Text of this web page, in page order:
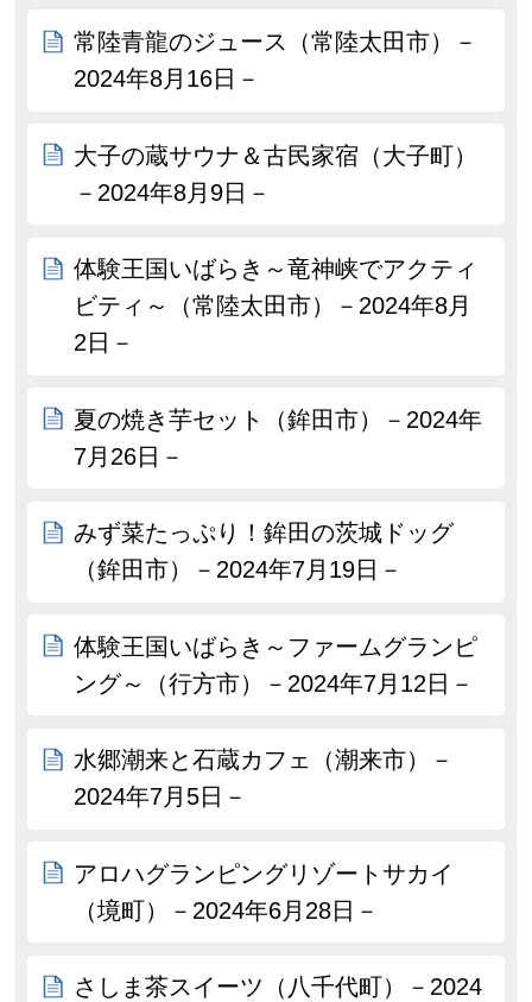
常陸青龍のジュース（常陸太田市）－
2024年8月16日－
大子の蔵サウナ＆古民家宿（大子町）
－2024年8月9日－
体験王国いばらき～竜神峡でアクティ
ビティ～（常陸太田市）－2024年8月
2日－
夏の焼き芋セット（鉾田市）－2024年
7月26日－
みず菜たっぷり！鉾田の茨城ドッグ
（鉾田市）－2024年7月19日－
体験王国いばらき～ファームグランピ
ング～（行方市）－2024年7月12日－
水郷潮来と石蔵カフェ（潮来市）－
2024年7月5日－
アロハグランピングリゾートサカイ
（境町）－2024年6月28日－
さしま茶スイーツ（八千代町）－2024